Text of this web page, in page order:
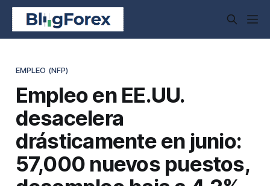
EMPLEO (NFP)
Empleo en EE.UU.
desacelera
drásticamente en junio:
57,000 nuevos puestos,